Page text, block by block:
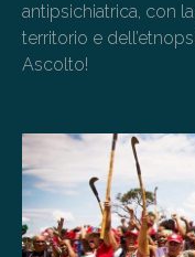
antipsichiatrica, con
territorio e
Ascolto!